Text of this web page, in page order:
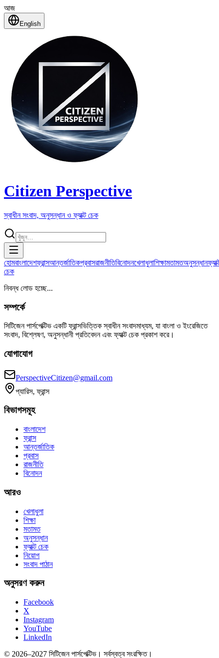
আজ
English
Citizen Perspective
স্বাধীন সংবাদ, অনুসন্ধান ও ফ্যাক্ট চেক
হোমবাংলাদেশফ্রান্সআন্তর্জাতিকপ্রবাসরাজনীতিবিনোদনখেলাধুলাশিক্ষামতামতঅনুসন্ধান
চেক
নিবন্ধ লোড হচ্ছে...
সম্পর্কে
সিটিজেন পার্সপেক্টিভ একটি ফ্রান্সভিত্তিক স্বাধীন সংবাদমাধ্যম, যা বাংলা ও ইংরেজিতে
সংবাদ, বিশ্লেষণ, অনুসন্ধানী প্রতিবেদন এবং ফ্যাক্ট চেক প্রকাশ করে।
যোগাযোগ
PerspectiveCitizen@gmail.com
প্যারিস, ফ্রান্স
বিভাগসমূহ
বাংলাদেশ
ফ্রান্স
আন্তর্জাতিক
প্রবাস
রাজনীতি
বিনোদন
আরও
খেলাধুলা
শিক্ষা
মতামত
অনুসন্ধান
ফ্যাক্ট চেক
নিয়োগ
সংবাদ পাঠান
অনুসরণ করুন
Facebook
X
Instagram
YouTube
LinkedIn
© 2026–2027 সিটিজেন পার্সপেক্টিভ। সর্বস্বত্ব সংরক্ষিত।